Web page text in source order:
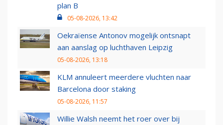
plan B
05-08-2026, 13:42
Oekraïense Antonov mogelijk ontsnapt
aan aanslag op luchthaven Leipzig
05-08-2026, 13:18
KLM annuleert meerdere vluchten naar
Barcelona door staking
05-08-2026, 11:57
Willie Walsh neemt het roer over bij